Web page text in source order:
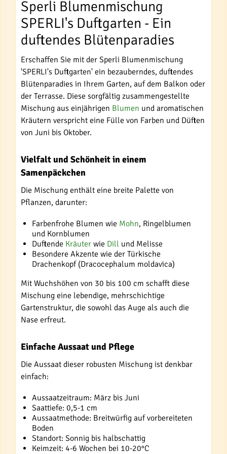
Sperli Blumenmischung
SPERLI's Duftgarten - Ein
duftendes Blütenparadies
Erschaffen Sie mit der Sperli Blumenmischung
'SPERLI's Duftgarten' ein bezauberndes, duftendes
Blütenparadies in Ihrem Garten, auf dem Balkon oder
der Terrasse. Diese sorgfältig zusammengestellte
Mischung aus einjährigen Blumen und aromatischen
Kräutern verspricht eine Fülle von Farben und Düften
von Juni bis Oktober.
Vielfalt und Schönheit in einem
Samenpäckchen
Die Mischung enthält eine breite Palette von
Pflanzen, darunter:
Farbenfrohe Blumen wie Mohn, Ringelblumen
und Kornblumen
Duftende Kräuter wie Dill und Melisse
Besondere Akzente wie der Türkische
Drachenkopf (Dracocephalum moldavica)
Mit Wuchshöhen von 30 bis 100 cm schafft diese
Mischung eine lebendige, mehrschichtige
Gartenstruktur, die sowohl das Auge als auch die
Nase erfreut.
Einfache Aussaat und Pflege
Die Aussaat dieser robusten Mischung ist denkbar
einfach:
Aussaatzeitraum: März bis Juni
Saattiefe: 0,5-1 cm
Aussaatmethode: Breitwürfig auf vorbereiteten
Boden
Standort: Sonnig bis halbschattig
Keimzeit: 4-6 Wochen bei 10-20°C